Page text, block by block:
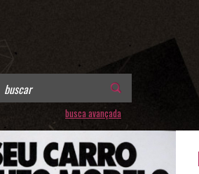
busca avançada